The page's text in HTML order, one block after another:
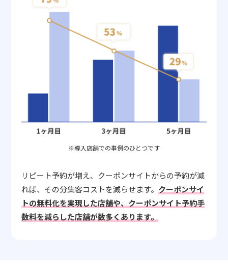
※導入店舗での事例のひとつです
リピート予約が増え、クーポンサイトからの予約が減
れば、その分集客コストを減らせます。 クーポンサイ
トの無料化を実現した店舗や、クーポンサイト予約手
数料を減らした店舗が数多くあります。